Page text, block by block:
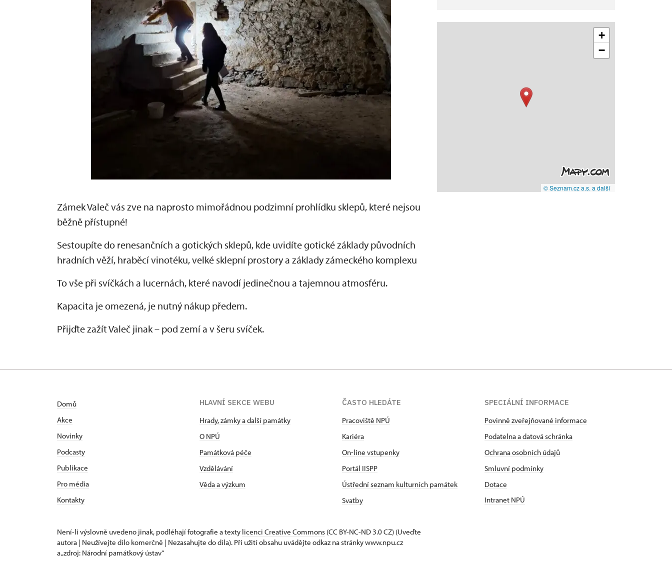
Zámek Valeč vás zve na naprosto mimořádnou podzimní prohlídku sklepů, které nejsou
běžně přístupné!
Sestoupíte do renesančních a gotických sklepů, kde uvidíte gotické základy původních
hradních věží, hraběcí vinotéku, velké sklepní prostory a základy zámeckého komplexu
To vše při svíčkách a lucernách, které navodí jedinečnou a tajemnou atmosféru.
Kapacita je omezená, je nutný nákup předem.
Přijďte zažít Valeč jinak – pod zemí a v šeru svíček.
+
−
© Seznam.cz a.s. a další
Domů
Akce
Novinky
Podcasty
Publikace
Pro média
Kontakty
HLAVNÍ SEKCE WEBU
Hrady, zámky a další památky
O NPÚ
Památková péče
Vzdělávání
Věda a výzkum
ČASTO HLEDÁTE
Pracoviště NPÚ
Kariéra
On-line vstupenky
Portál IISPP
Ústřední seznam kulturních památek
Svatby
SPECIÁLNÍ INFORMACE
Povinně zveřejňované informace
Podatelna a datová schránka
Ochrana osobních údajů
Smluvní podmínky
Dotace
Intranet NPÚ
Není-li výslovně uvedeno jinak, podléhají fotografie a texty licenci Creative Commons (CC BY-NC-ND 3.0 CZ) (Uveďte
autora | Neužívejte dílo komerčně | Nezasahujte do díla). Při užití obsahu uvádějte odkaz na stránky www.npu.cz
a „zdroj: Národní památkový ústav“